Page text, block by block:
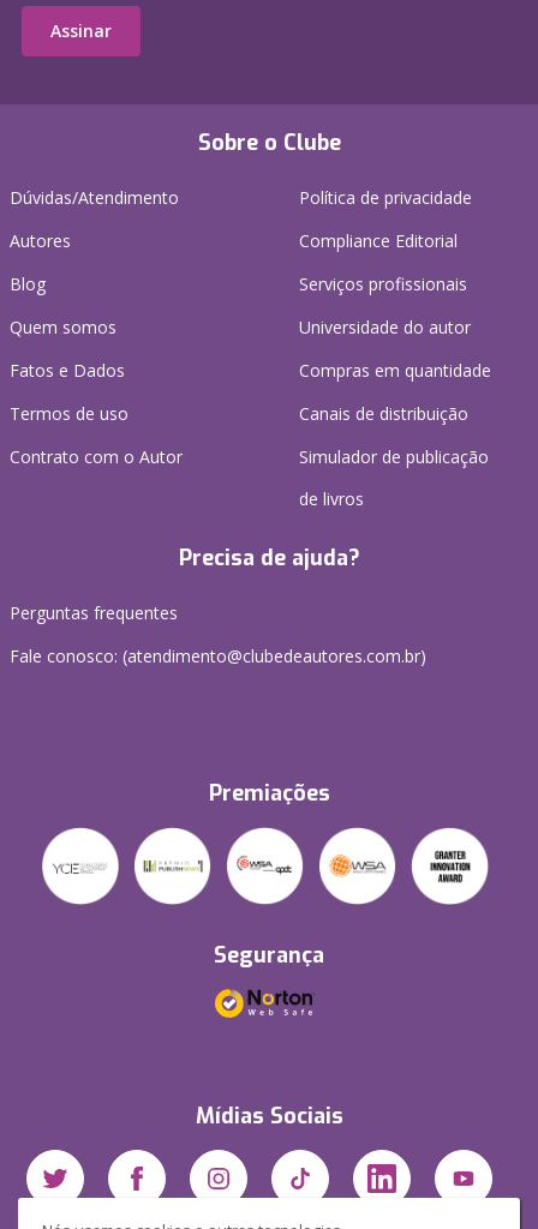
Sobre o Clube
Dúvidas/Atendimento
Autores
Blog
Quem somos
Fatos e Dados
Termos de uso
Contrato com o Autor
Política de privacidade
Compliance Editorial
Serviços profissionais
Universidade do autor
Compras em quantidade
Canais de distribuição
Simulador de publicação
de livros
Precisa de ajuda?
Perguntas frequentes
Fale conosco: (atendimento@clubedeautores.com.br)
Premiações
Segurança
Mídias Sociais
Assinar